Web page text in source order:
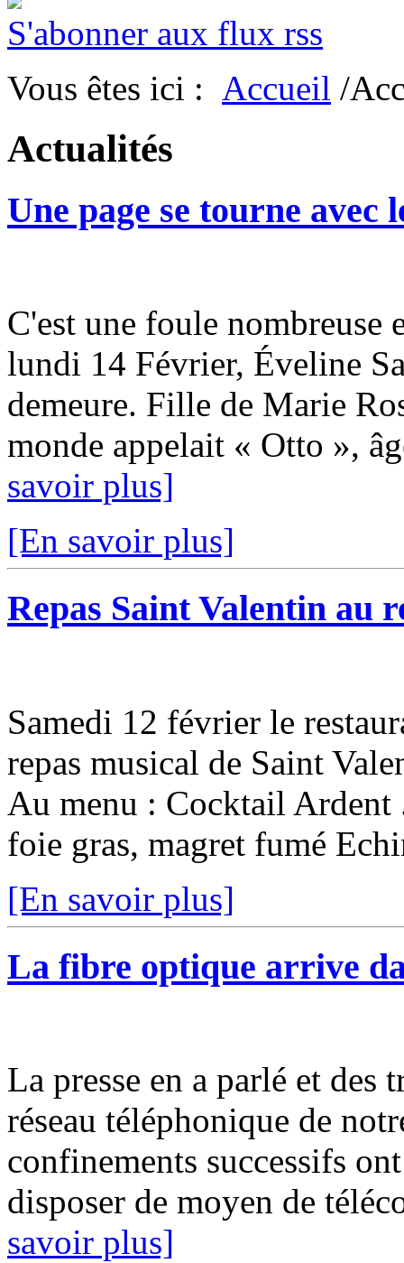
S'abonner aux flux rss
Vous êtes ici : Accueil /
Actualités
Une page se tourne avec
C'est une foule nombreuse
lundi 14 Février, Éveline
demeure. Fille de Marie
monde appelait « Otto »,
savoir plus]
[En savoir plus]
Repas Saint Valentin au
Samedi 12 février le
repas musical de Saint
Au menu : Cocktail Ardent
foie gras, magret fumé
[En savoir plus]
La fibre optique arrive
La presse en a parlé et des
réseau téléphonique de
confinements successifs
disposer de moyen de
savoir plus]